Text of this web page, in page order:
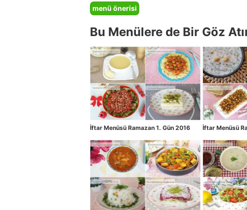
menü önerisi
Bu Menülere de Bir Göz
İftar Menüsü Ramazan 1. Gün 2016 İftar Menüsü